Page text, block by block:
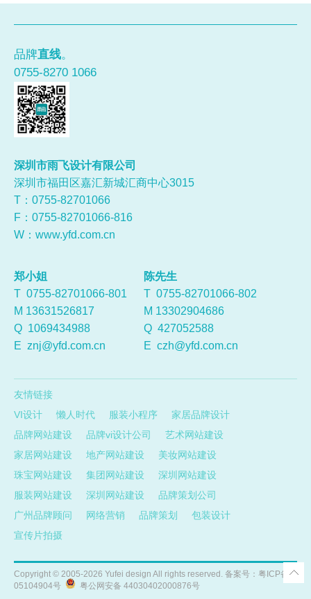
品牌直线。
0755-8270 1066
深圳市雨飞设计有限公司
深圳市福田区嘉汇新城汇商中心3015
T：0755-82701066
F：0755-82701066-816
W： www.yfd.com.cn
郑小姐
T 0755-82701066-801
M 13631526817
Q 1069434988
E znj@yfd.com.cn
陈先生
T 0755-82701066-802
M 13302904686
Q 427052588
E czh@yfd.com.cn
友情链接
VI设计
懒人时代 服装小程序
家居品牌设计
品牌网站建设
品牌vi设计公司
艺术网站建设
家居网站建设
地产网站建设
美妆网站建设
珠宝网站建设
集团网站建设
深圳网站建设
服装网站建设
深圳网站建设
品牌策划公司
广州品牌顾问
网络营销 品牌策划
包装设计
宣传片拍摄
Copyright © 2005-2026 Yufei design All rights reserved. 备案号： 粤ICP备
05104904号
粤公网安备 44030402000876号